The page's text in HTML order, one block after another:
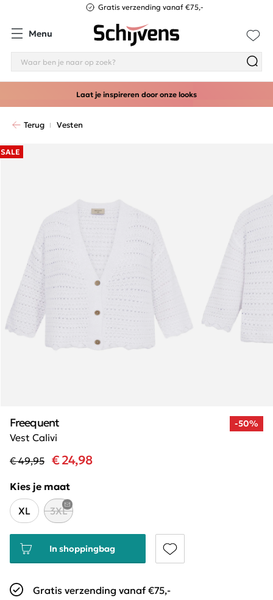
Gratis verzending vanaf €75,-
Menu
Laat je inspireren door onze looks
Terug Vesten
SALE
-50%
Vest Calivi
Freequent
€ 49,95 € 24,98
Kies je maat
XL
3XL
In shoppingbag
Gratis verzending vanaf €75,-